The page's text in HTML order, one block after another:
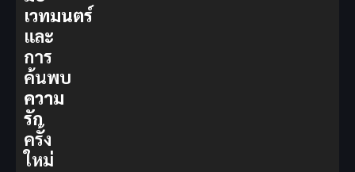
เวทมนตร์
และ
การ
ค้นพบ
ความ
รัก
ครั้ง
ใหม่